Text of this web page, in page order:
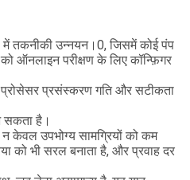
तकनीकी उन्नयन।0, जिसमें कोई पंप
ऑनलाइन परीक्षण के लिए कॉन्फ़िगर
प्रोसेसर प्रसंस्करण गति और सटीकता
सकता है।
न केवल उपभोग्य सामग्रियों को कम
को भी सरल बनाता है, और प्रवाह दर